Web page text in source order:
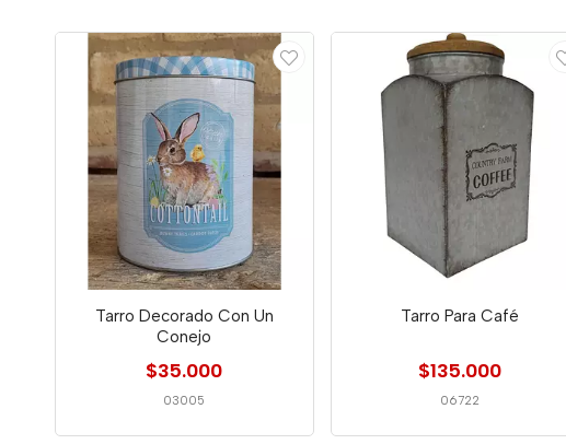
Tarro Decorado Con Un
Conejo
$35.000
03005
Tarro Para Café
$135.000
06722